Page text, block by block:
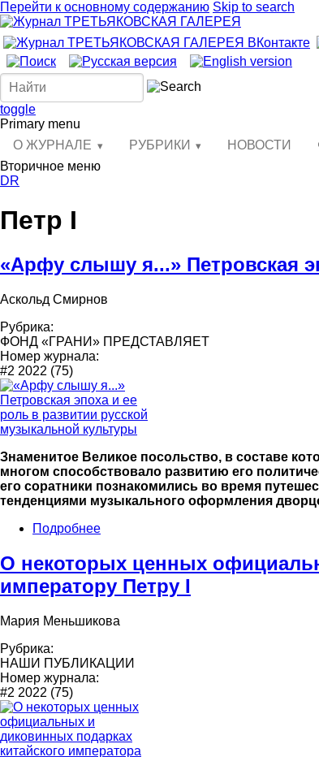
Перейти к основному содержанию Skip to search
toggle
Primary menu
О ЖУРНАЛЕ
РУБРИКИ НОВОСТИ
Вторичное меню
DR
Петр I
«Арфу слышу я...» Петровская
Аскольд Смирнов
Рубрика:
ФОНД «ГРАНИ» ПРЕДСТАВЛЯЕТ
Номер журнала:
#2 2022 (75)
Знаменитое Великое посольство, в составе
многом способствовало развитию его
его соратники познакомились во время
тенденциями музыкального оформления
Подробнее
О некоторых ценных
императору Петру I
Мария Меньшикова
Рубрика:
НАШИ ПУБЛИКАЦИИ
Номер журнала:
#2 2022 (75)